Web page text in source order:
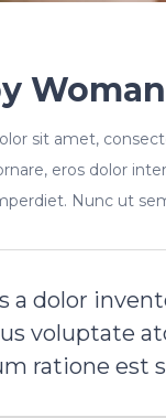
sit amet,
eros dolor
Nunc ut
a dolor
voluptate
ratione est